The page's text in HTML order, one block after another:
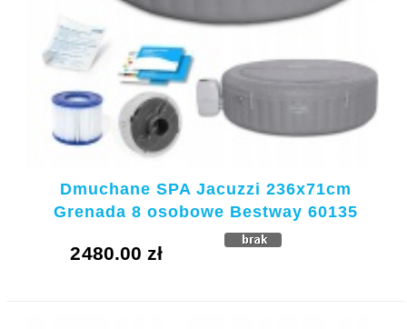
Dmuchane SPA Jacuzzi 236x71cm
Grenada 8 osobowe Bestway 60135
KUPUJE
2480.00 zł